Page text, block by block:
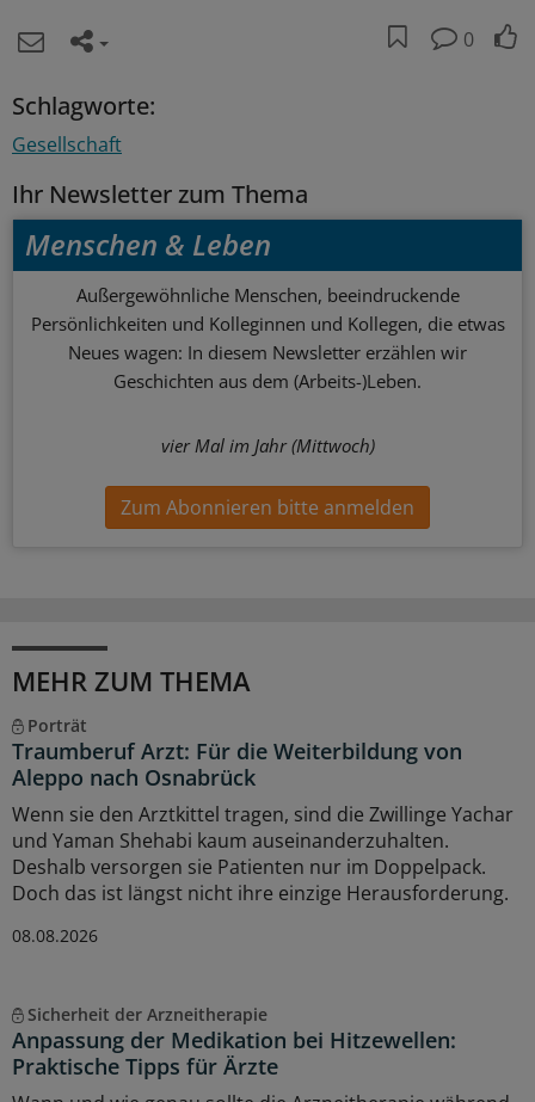
0
Schlagworte:
Gesellschaft
Ihr Newsletter zum Thema
Menschen & Leben
Außergewöhnliche Menschen, beeindruckende
Persönlichkeiten und Kolleginnen und Kollegen, die etwas
Neues wagen: In diesem Newsletter erzählen wir
Geschichten aus dem (Arbeits-)Leben.
vier Mal im Jahr (Mittwoch)
Zum Abonnieren bitte anmelden
MEHR ZUM THEMA
Porträt
Traumberuf Arzt: Für die Weiterbildung von
Aleppo nach Osnabrück
Wenn sie den Arztkittel tragen, sind die Zwillinge Yachar
und Yaman Shehabi kaum auseinanderzuhalten.
Deshalb versorgen sie Patienten nur im Doppelpack.
Doch das ist längst nicht ihre einzige Herausforderung.
08.08.2026
Sicherheit der Arzneitherapie
Anpassung der Medikation bei Hitzewellen:
Praktische Tipps für Ärzte